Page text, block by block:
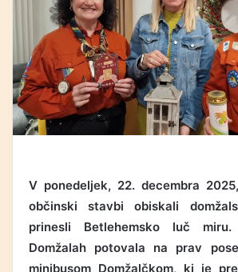
V ponedeljek, 22. decembra
občinski stavbi obiskali
prinesli Betlehemsko luč
Domžalah potovala na prav
minibusom Domžalčkom, ki je